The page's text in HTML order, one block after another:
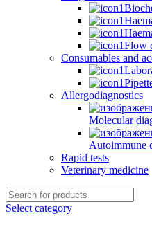
Flow
Consumables and
Allergodiagnostics
Molecular
Autoimmune
Rapid tests
Veterinary medicine
Select category